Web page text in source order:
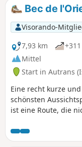
Bec de
Visorando-
7,93 km
Mittel
Start in Autrans
Eine recht kurze
schönsten
ist eine Route, die
begehbar sind. Im
Markierung für